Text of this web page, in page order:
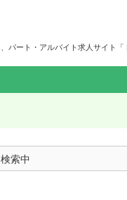
パート・アルバイト求人サイト「
索中